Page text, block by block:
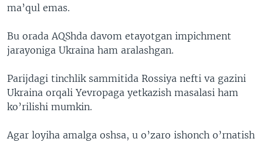
ma’qul emas.
Bu orada AQShda davom etayotgan impichment
jarayoniga Ukraina ham aralashgan.
Parijdagi tinchlik sammitida Rossiya nefti va gazini
Ukraina orqali Yevropaga yetkazish masalasi ham
ko’rilishi mumkin.
Agar loyiha amalga oshsa, u o’zaro ishonch o’rnatish